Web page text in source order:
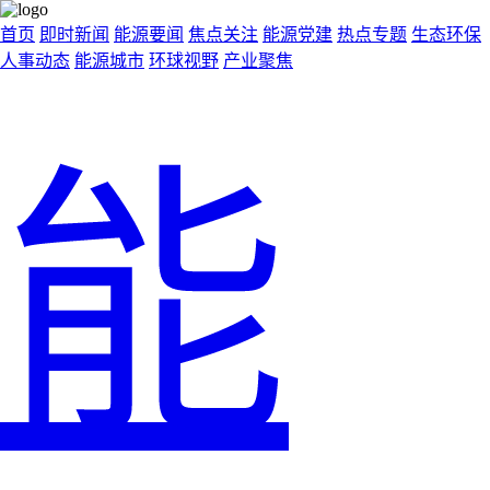
首页 即时新闻 能源要闻 焦点关注 能源党建 热点专题 生态环保
人事动态 能源城市 环球视野 产业聚焦
能